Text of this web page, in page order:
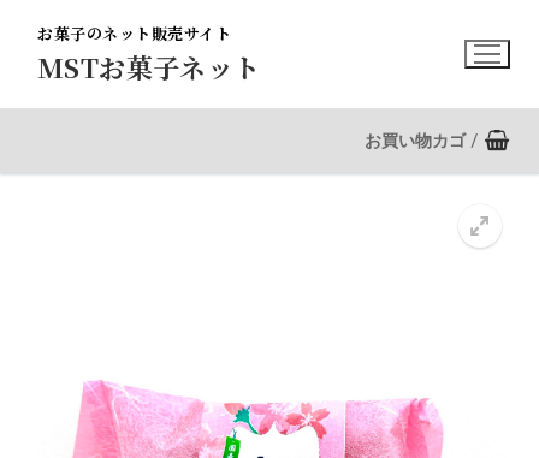
MSTお菓子ネット
お菓子のネット販売サイト
お買い物カゴ /